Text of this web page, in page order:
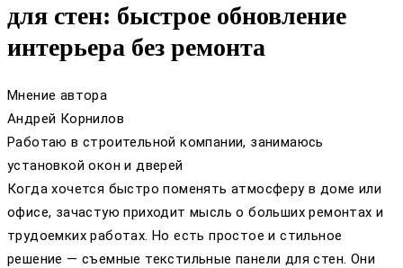
для стен: быстрое обновление
интерьера без ремонта
Мнение автора
Андрей Корнилов
Работаю в строительной компании, занимаюсь
установкой окон и дверей
Когда хочется быстро поменять атмосферу в доме или
офисе, зачастую приходит мысль о больших ремонтах и
трудоемких работах. Но есть простое и стильное
решение — съемные текстильные панели для стен. Они